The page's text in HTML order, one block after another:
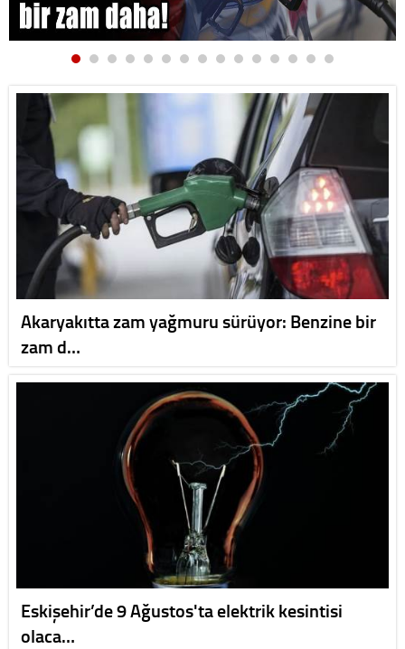
Akaryakıtta zam yağmuru sürüyor: Benzine bir
zam d…
Eskişehir’de 9 Ağustos'ta elektrik kesintisi
olaca…